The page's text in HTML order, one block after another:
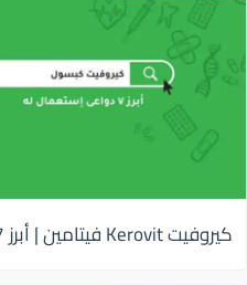
كيروفيت Kerovit فيتامين | أبرز 7 دواعى إستعمال له